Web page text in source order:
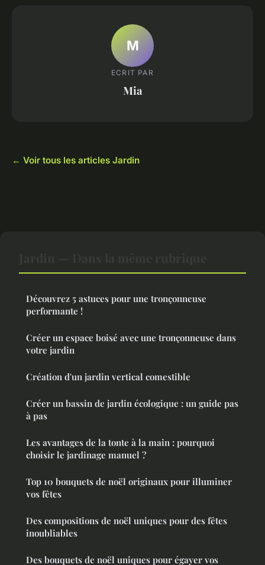
M
ECRIT PAR
Mia
← Voir tous les articles Jardin
Découvrez 5 astuces pour une tronçonneuse
performante !
Créer un espace boisé avec une tronçonneuse dans
votre jardin
Création d'un jardin vertical comestible
Créer un bassin de jardin écologique : un guide pas
à pas
Les avantages de la tonte à la main : pourquoi
choisir le jardinage manuel ?
Top 10 bouquets de noël originaux pour illuminer
vos fêtes
Des compositions de noël uniques pour des fêtes
inoubliables
Des bouquets de noël uniques pour égayer vos